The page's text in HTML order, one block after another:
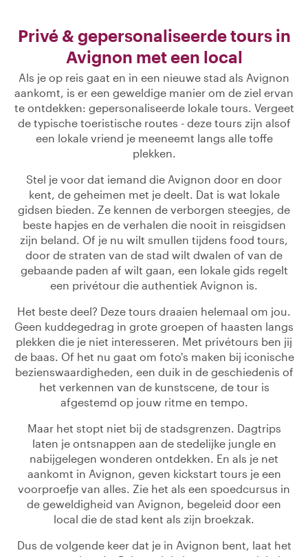
Privé & gepersonaliseerde tours in
Avignon met een local
Als je op reis gaat en in een nieuwe stad als Avignon
aankomt, is er een geweldige manier om de ziel ervan
te ontdekken: gepersonaliseerde lokale tours. Vergeet
de typische toeristische routes - deze tours zijn alsof
een lokale vriend je meeneemt langs alle toffe
plekken.
Stel je voor dat iemand die Avignon door en door
kent, de geheimen met je deelt. Dat is wat lokale
gidsen bieden. Ze kennen de verborgen steegjes, de
beste hapjes en de verhalen die nooit in reisgidsen
zijn beland. Of je nu wilt smullen tijdens food tours,
door de straten van de stad wilt dwalen of van de
gebaande paden af wilt gaan, een lokale gids regelt
een privétour die authentiek Avignon is.
Het beste deel? Deze tours draaien helemaal om jou.
Geen kuddegedrag in grote groepen of haasten langs
plekken die je niet interesseren. Met privétours ben jij
de baas. Of het nu gaat om foto's maken bij iconische
bezienswaardigheden, een duik in de geschiedenis of
het verkennen van de kunstscene, de tour is
afgestemd op jouw ritme en tempo.
Maar het stopt niet bij de stadsgrenzen. Dagtrips
laten je ontsnappen aan de stedelijke jungle en
nabijgelegen wonderen ontdekken. En als je net
aankomt in Avignon, geven kickstart tours je een
voorproefje van alles. Zie het als een spoedcursus in
de geweldigheid van Avignon, begeleid door een
local die de stad kent als zijn broekzak.
Dus de volgende keer dat je in Avignon bent, laat het